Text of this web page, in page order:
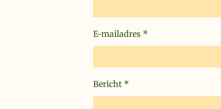
E-mailadres *
Bericht *